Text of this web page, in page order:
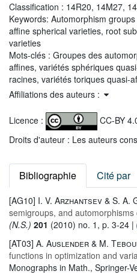
Classification : 14R20, 14M27,
Keywords: Automorphism
affine spherical varieties, root
varieties
Mots-clés : Groupes des
affines, variétés sphériques
racines, variétés toriques quasi-
Affiliations des auteurs :
Licence :
CC-BY
Droits d'auteur : Les auteurs
Bibliographie Cité par
[AG10] I. V. Arzhantsev & S.
semigroups, and automorphisms
(N.S.) 201 (2010) no. 1, p. 3-24 |
[AT03] A. Auslender & M.
functions in optimization and
Monographs in Math., Springer-